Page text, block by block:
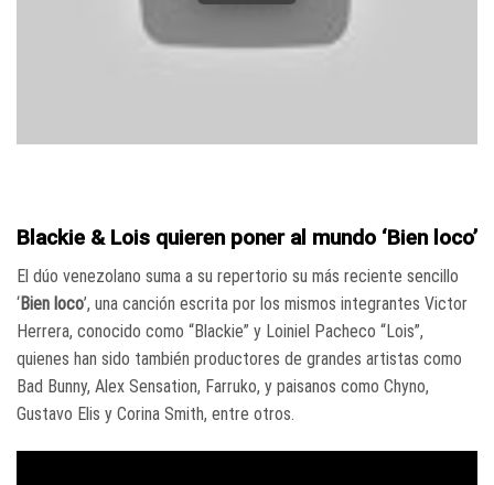
Blackie & Lois quieren poner al mundo ‘Bien loco’
El dúo venezolano suma a su repertorio su más reciente sencillo
‘Bien loco’, una canción escrita por los mismos integrantes Victor
Herrera, conocido como “Blackie” y Loiniel Pacheco “Lois”,
quienes han sido también productores de grandes artistas como
Bad Bunny, Alex Sensation, Farruko, y paisanos como Chyno,
Gustavo Elis y Corina Smith, entre otros.